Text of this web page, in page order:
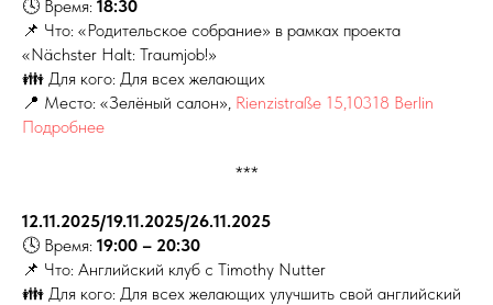
🕓 Время: 18:30
📌 Что: «Родительское собрание» в рамках проекта
«Nächster Halt: Traumjob!»
👪 Для кого: Для всех желающих
📍 Место: «Зелёный салон», Rienzistraße 15,10318 Berlin
Подробнее
***
12.11.2025/19.11.2025/26.11.2025
🕓 Время: 19:00 – 20:30
📌 Что: Английский клуб с Timothy Nutter
👪 Для кого: Для всех желающих улучшить свой английский